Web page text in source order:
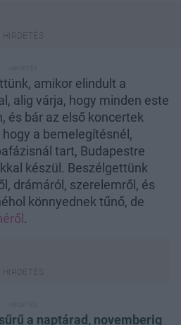
amikor elindult a
alig várja, hogy minden este
és bár az első koncertek
a bemelegítésnél,
tart, Budapestre
készül. Beszélgettünk
drámáról, szerelemről, és
könnyednek tűnő, de
.
a naptárad, novemberig